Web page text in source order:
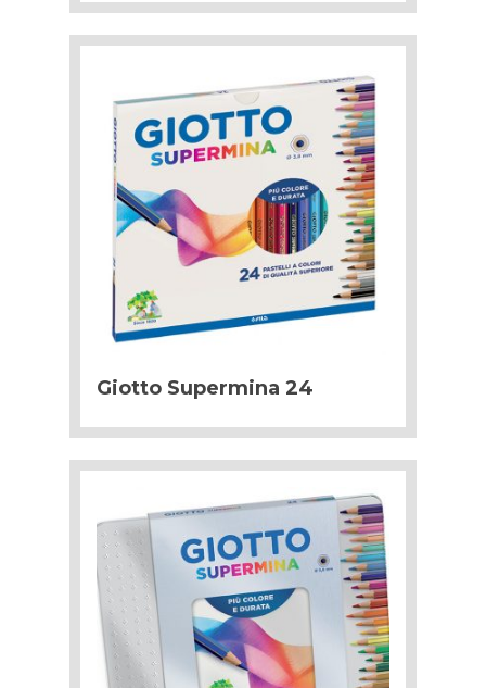
Giotto Supermina 24